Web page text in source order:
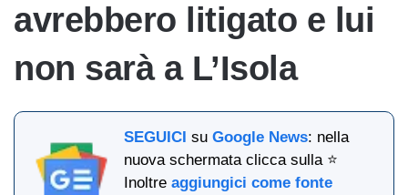
avrebbero litigato e lui
non sarà a L’Isola
SEGUICI suGoogle News: nella
nuova schermata clicca sulla ⭐
Inoltreaggiungici come fonte